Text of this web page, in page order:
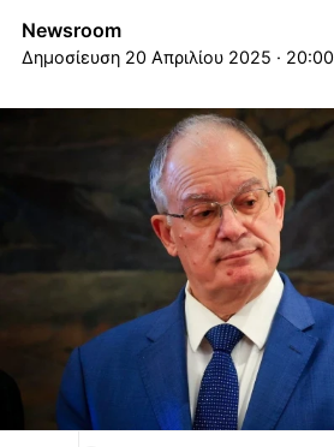
Newsroom
20 Απριλίου 2025 · 20:00